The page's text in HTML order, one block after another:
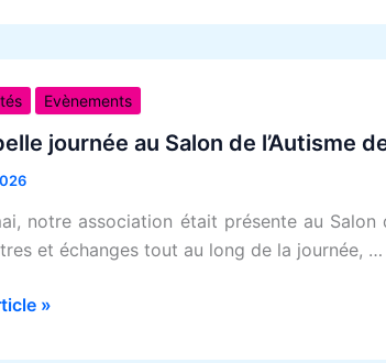
Evènements
journée au Salon de l’Autisme
notre association était présente au Salon
et échanges tout au long de la journée,
»